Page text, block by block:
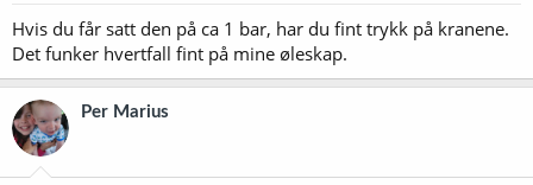
Hvis du får satt den på ca 1 bar, har du fint trykk på kranene.
Det funker hvertfall fint på mine øleskap.
Per Marius